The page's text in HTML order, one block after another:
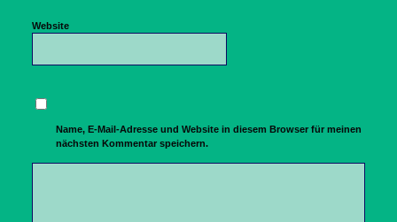
Website
Name, E-Mail-Adresse und Website in diesem Browser für meinen
nächsten Kommentar speichern.